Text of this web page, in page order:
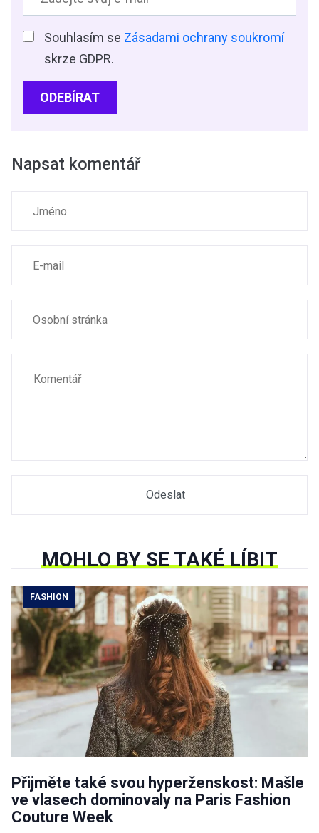
Souhlasím se Zásadami ochrany soukromí
skrze GDPR.
ODEBÍRAT
Napsat komentář
MOHLO BY SE TAKÉ LÍBIT
FASHION
Přijměte také svou hyperženskost: Mašle
ve vlasech dominovaly na Paris Fashion
Couture Week